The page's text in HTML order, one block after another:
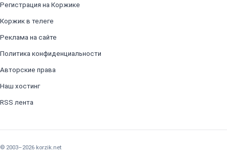
Регистрация на Коржике
Коржик в телеге
Реклама на сайте
Политика конфиденциальности
Авторские права
Наш хостинг
RSS лента
© 2003–2026 korzik.net